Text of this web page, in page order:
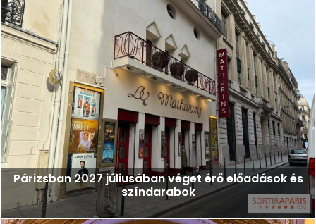
Párizsban 2027 júliusában véget érő előadások és
színdarabok